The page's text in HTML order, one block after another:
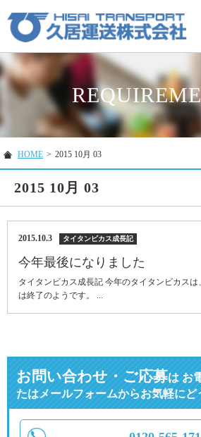
HOME > 2015 10月 03
2015 10月 03
2015.10.3 タイタンビカス成長記
今年最後になりました
タイタンビカス成長記 今年のタイタンビカス
は終了のようです。 ...
お問い合わせ・ご応募はお
たはメールフォームからお気軽にど